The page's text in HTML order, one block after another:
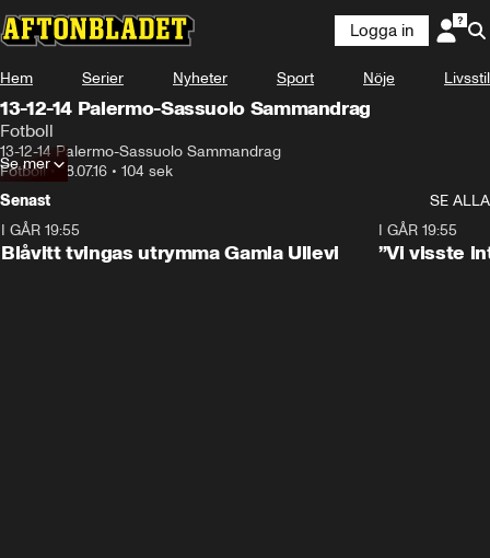
Logga in
Hem Serier Nyheter Sport Nöje Livsstil
13-12-14 Palermo-Sassuolo Sammandrag
Fotboll
13-12-14 Palermo-Sassuolo Sammandrag
Fotboll•18.07.16 • 104 sek
Se mer
Senast
SE ALLA
I GÅR 19:55
Blåvitt tvingas utrymma Gamla Ullevi
I GÅR 19:55
”Vi visste